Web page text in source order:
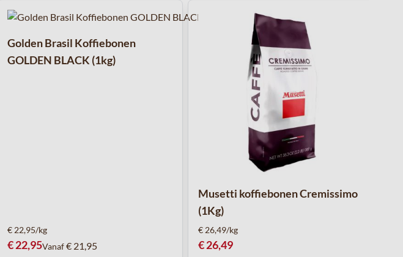
Golden Brasil Koffiebonen
GOLDEN BLACK (1kg)
€ 22,95/kg
€ 22,95Vanaf€ 21,95
Musetti koffiebonen Cremissimo
(1Kg)
€ 26,49/kg
€ 26,49